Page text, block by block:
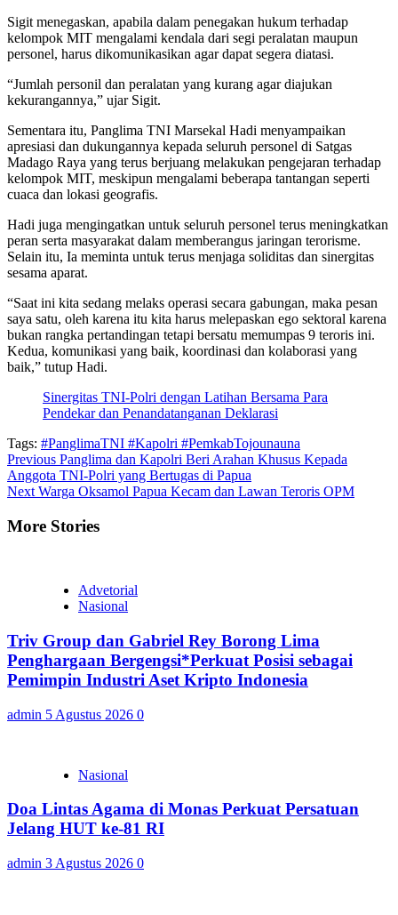
Sigit menegaskan, apabila dalam penegakan hukum terhadap
kelompok MIT mengalami kendala dari segi peralatan maupun
personel, harus dikomunikasikan agar dapat segera diatasi.
“Jumlah personil dan peralatan yang kurang agar diajukan
kekurangannya,” ujar Sigit.
Sementara itu, Panglima TNI Marsekal Hadi menyampaikan
apresiasi dan dukungannya kepada seluruh personel di Satgas
Madago Raya yang terus berjuang melakukan pengejaran terhadap
kelompok MIT, meskipun mengalami beberapa tantangan seperti
cuaca dan lokasi geografis.
Hadi juga mengingatkan untuk seluruh personel terus meningkatkan
peran serta masyarakat dalam memberangus jaringan terorisme.
Selain itu, Ia meminta untuk terus menjaga soliditas dan sinergitas
sesama aparat.
“Saat ini kita sedang melaks operasi secara gabungan, maka pesan
saya satu, oleh karena itu kita harus melepaskan ego sektoral karena
bukan rangka pertandingan tetapi bersatu memumpas 9 teroris ini.
Kedua, komunikasi yang baik, koordinasi dan kolaborasi yang
baik,” tutup Hadi.
Sinergitas TNI-Polri dengan Latihan Bersama Para
Pendekar dan Penandatanganan Deklarasi
Tags: #PanglimaTNI #Kapolri #PemkabTojounauna
Continue
Reading
Previous Panglima dan Kapolri Beri Arahan Khusus Kepada
Anggota TNI-Polri yang Bertugas di Papua
Next Warga Oksamol Papua Kecam dan Lawan Teroris OPM
More Stories
Advetorial
Nasional
Triv Group dan Gabriel Rey Borong Lima
Penghargaan Bergengsi*Perkuat Posisi sebagai
Pemimpin Industri Aset Kripto Indonesia
admin 5 Agustus 2026 0
Nasional
Doa Lintas Agama di Monas Perkuat Persatuan
Jelang HUT ke-81 RI
admin 3 Agustus 2026 0